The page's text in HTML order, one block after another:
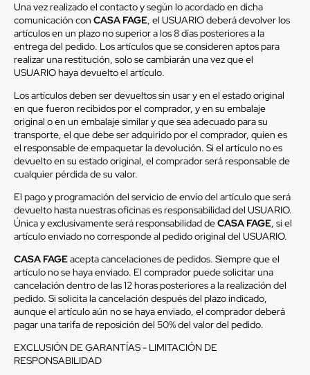
Una vez realizado el contacto y según lo acordado en dicha
comunicación con CASA FAGE, el USUARIO deberá devolver los
artículos en un plazo no superior a los 8 días posteriores a la
entrega del pedido. Los artículos que se consideren aptos para
realizar una restitución, solo se cambiarán una vez que el
USUARIO haya devuelto el artículo.
Los artículos deben ser devueltos sin usar y en el estado original
en que fueron recibidos por el comprador, y en su embalaje
original o en un embalaje similar y que sea adecuado para su
transporte, el que debe ser adquirido por el comprador, quien es
el responsable de empaquetar la devolución. Si el artículo no es
devuelto en su estado original, el comprador será responsable de
cualquier pérdida de su valor.
El pago y programación del servicio de envío del artículo que será
devuelto hasta nuestras oficinas es responsabilidad del USUARIO.
Única y exclusivamente será responsabilidad deCASA FAGE, si el
artículo enviado no corresponde al pedido original del USUARIO.
CASA FAGEacepta cancelaciones de pedidos. Siempre que el
artículo no se haya enviado. El comprador puede solicitar una
cancelación dentro de las 12 horas posteriores a la realización del
pedido. Si solicita la cancelación después del plazo indicado,
aunque el artículo aún no se haya enviado, el comprador deberá
pagar una tarifa de reposición del 50% del valor del pedido.
EXCLUSIÓN DE GARANTÍAS - LIMITACIÓN DE
RESPONSABILIDAD